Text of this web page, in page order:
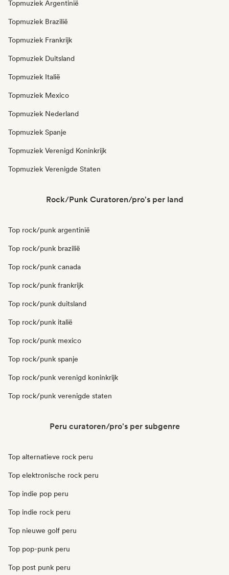
Topmuziek Argentinië
Topmuziek Brazilië
Topmuziek Frankrijk
Topmuziek Duitsland
Topmuziek Italië
Topmuziek Mexico
Topmuziek Nederland
Topmuziek Spanje
Topmuziek Verenigd Koninkrijk
Topmuziek Verenigde Staten
Rock/Punk Curatoren/pro's per land
Top rock/punk argentinië
Top rock/punk brazilië
Top rock/punk canada
Top rock/punk frankrijk
Top rock/punk duitsland
Top rock/punk italië
Top rock/punk mexico
Top rock/punk spanje
Top rock/punk verenigd koninkrijk
Top rock/punk verenigde staten
Peru curatoren/pro's per subgenre
Top alternatieve rock peru
Top elektronische rock peru
Top indie pop peru
Top indie rock peru
Top nieuwe golf peru
Top pop-punk peru
Top post punk peru